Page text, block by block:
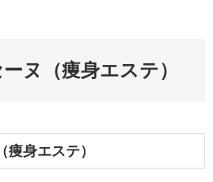
ヌ（痩身エステ）
身エステ）